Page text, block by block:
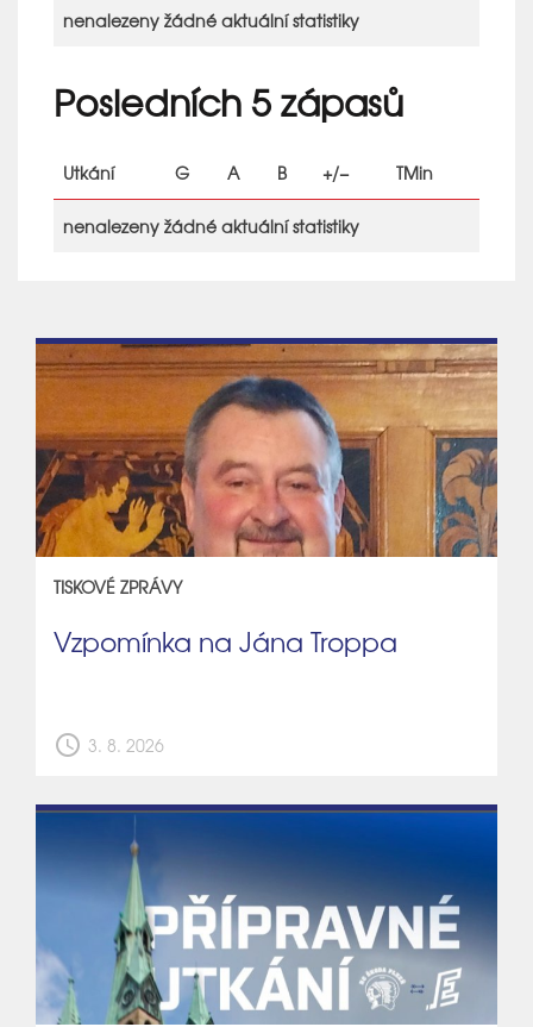
nenalezeny žádné aktuální statistiky
Posledních 5 zápasů
Utkání G A B +/− TMin
nenalezeny žádné aktuální statistiky
TISKOVÉ ZPRÁVY
Vzpomínka na Jána Troppa
schedule 3. 8. 2026